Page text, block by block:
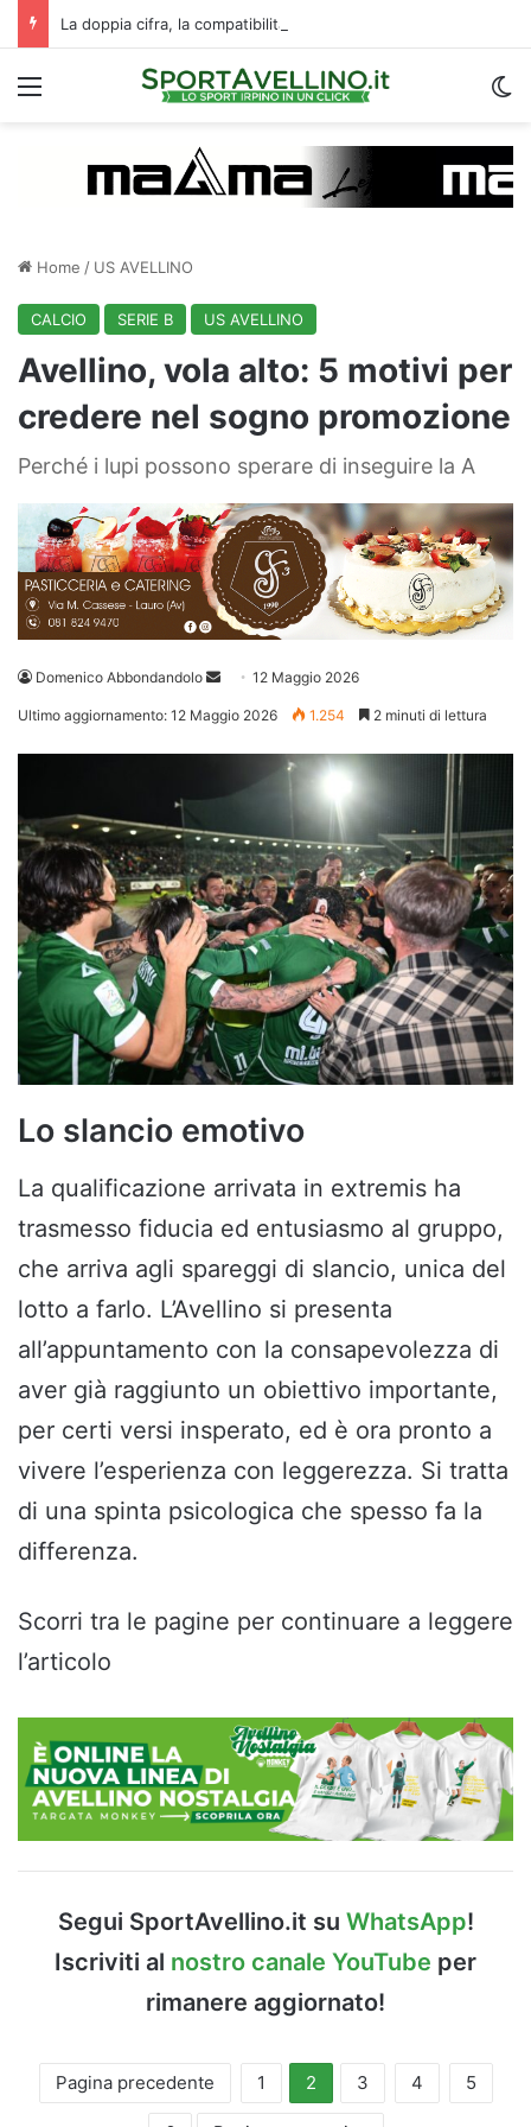
Menu
Home / US AVELLINO
CALCIO SERIE B US AVELLINO
Avellino, vola alto: 5 motivi per
credere nel sogno promozione
Perché i lupi possono sperare di inseguire la A
Domenico Abbondandolo
Invia 12 Maggio 2026
Ultimo aggiornamento: 12 Maggio 2026 1.254 2 minuti di lettura
Lo slancio emotivo
La qualificazione arrivata in extremis ha
trasmesso fiducia ed entusiasmo al gruppo,
che arriva agli spareggi di slancio, unica del
lotto a farlo. L’Avellino si presenta
all’appuntamento con la consapevolezza di
aver già raggiunto un obiettivo importante,
per certi versi insperato, ed è ora pronto a
vivere l’esperienza con leggerezza. Si tratta
di una spinta psicologica che spesso fa la
differenza.
Scorri tra le pagine per continuare a leggere
l’articolo
Segui SportAvellino.it su WhatsApp!
Iscriviti al nostro canale YouTube per
rimanere aggiornato!
Pagina precedente 1 2 3 4 5